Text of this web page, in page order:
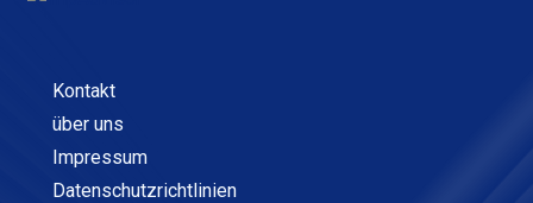
Kontakt
über uns
Impressum
Datenschutzrichtlinien